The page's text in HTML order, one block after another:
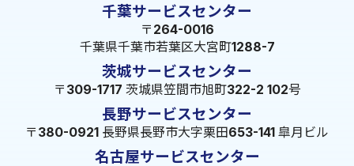
千葉サービスセンター
〒264-0016
千葉県千葉市若葉区大宮町1288-7
茨城サービスセンター
〒309-1717 茨城県笠間市旭町322-2 102号
長野サービスセンター
〒380-0921 長野県長野市大字栗田653-141 皐月ビル
名古屋サービスセンター